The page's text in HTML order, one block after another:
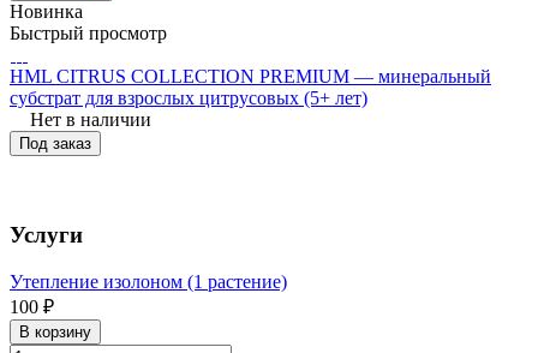
Новинка
Быстрый просмотр
HML CITRUS COLLECTION PREMIUM — минеральный
субстрат для взрослых цитрусовых (5+ лет)
Нет в наличии
Под заказ
Услуги
Утепление изолоном (1 растение)
100 ₽
В корзину